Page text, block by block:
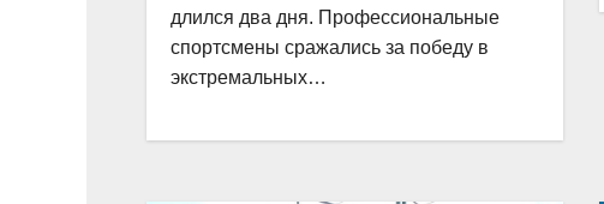
длился два дня. Профессиональные
спортсмены сражались за победу в
экстремальных…